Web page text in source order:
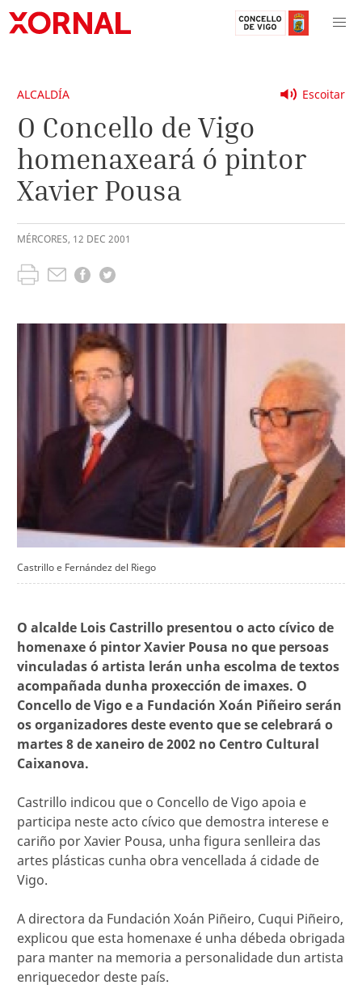
Escoitar
ALCALDÍA
O Concello de Vigo
homenaxeará ó pintor
Xavier Pousa
MÉRCORES, 12 DEC 2001
Castrillo e Fernández del Riego
O alcalde Lois Castrillo presentou o acto cívico de
homenaxe ó pintor Xavier Pousa no que persoas
vinculadas ó artista lerán unha escolma de textos
acompañada dunha proxección de imaxes. O
Concello de Vigo e a Fundación Xoán Piñeiro serán
os organizadores deste evento que se celebrará o
martes 8 de xaneiro de 2002 no Centro Cultural
Caixanova.
Castrillo indicou que o Concello de Vigo apoia e
participa neste acto cívico que demostra interese e
cariño por Xavier Pousa, unha figura senlleira das
artes plásticas cunha obra vencellada á cidade de
Vigo.
A directora da Fundación Xoán Piñeiro, Cuqui Piñeiro,
explicou que esta homenaxe é unha débeda obrigada
para manter na memoria a personalidade dun artista
enriquecedor deste país.